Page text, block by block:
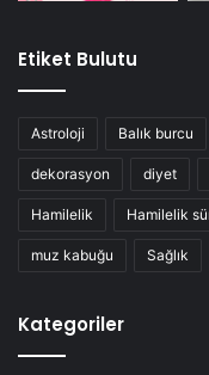
Etiket Bulutu
Astroloji Balık burcu
dekorasyon diyet
Hamilelik Hamilelik
muz kabuğu Sağlık
Kategoriler